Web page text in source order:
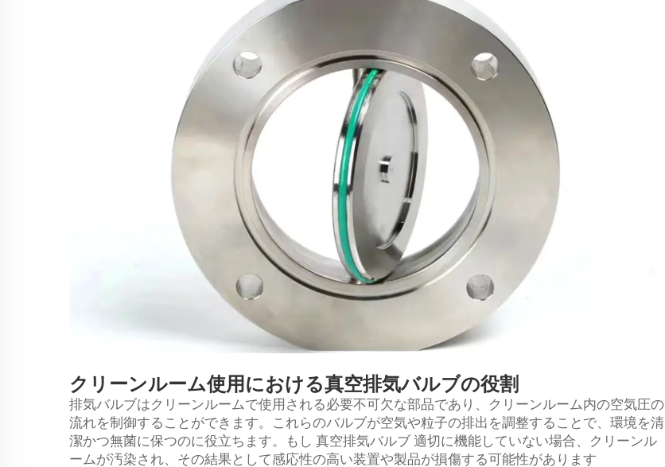
クリーンルーム使用における真空排気バルブの役割
排気バルブはクリーンルームで使用される必要不可欠な部品であり、クリーンルーム内の空気圧の
流れを制御することができます。これらのバルブが空気や粒子の排出を調整することで、環境を清
潔かつ無菌に保つのに役立ちます。もし 真空排気バルブ 適切に機能していない場合、クリーンル
ームが汚染され、その結果として感応性の高い装置や製品が損傷する可能性があります